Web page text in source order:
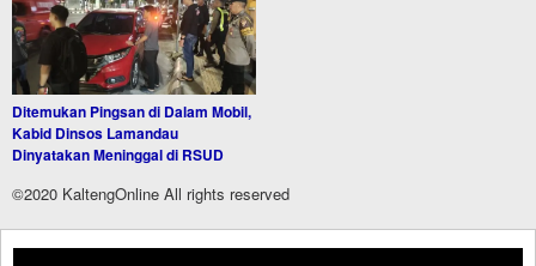
Ditemukan Pingsan di Dalam Mobil,
Kabid Dinsos Lamandau
Dinyatakan Meninggal di RSUD
©2020 KaltengOnline All rights reserved